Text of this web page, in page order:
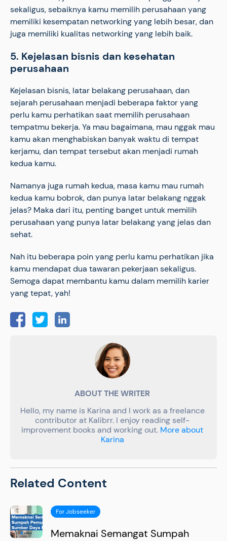
sekaligus, sebaiknya kamu memilih perusahaan yang
memiliki kesempatan networking yang lebih besar, dan
juga memiliki kualitas networking yang lebih baik.
5. Kejelasan bisnis dan kesehatan
perusahaan
Kejelasan bisnis, latar belakang perusahaan, dan
sejarah perusahaan menjadi beberapa faktor yang
perlu kamu perhatikan saat memilih perusahaan
tempatmu bekerja. Ya mau bagaimana, mau nggak mau
kamu akan menghabiskan banyak waktu di tempat
kerjamu, dan tempat tersebut akan menjadi rumah
kedua kamu.
Namanya juga rumah kedua, masa kamu mau rumah
kedua kamu bobrok, dan punya latar belakang nggak
jelas? Maka dari itu, penting banget untuk memilih
perusahaan yang punya latar belakang yang jelas dan
sehat.
Nah itu beberapa poin yang perlu kamu perhatikan jika
kamu mendapat dua tawaran pekerjaan sekaligus.
Semoga dapat membantu kamu dalam memilih karier
yang tepat, yah!
ABOUT THE WRITER
Hello, my name is Karina and I work as a freelance
contributor at Kalibrr. I enjoy reading self-
improvement books and working out. More about
Karina
Related Content
For Jobseeker
Memaknai Semangat Sumpah